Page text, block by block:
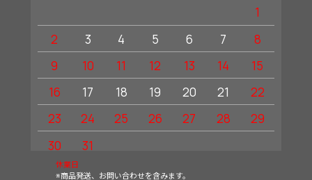
1
2
3 4 5 6 7
8
9
10 11 12 13 14
15
16
17 18 19 20 21
22
23
24 25 26 27 28
29
30
31
休業日
※商品発送、お問い合わせを含みます。